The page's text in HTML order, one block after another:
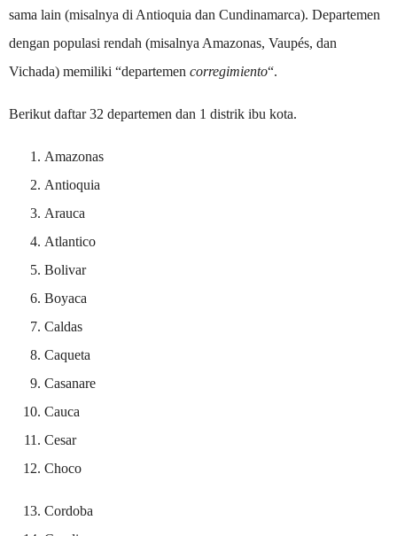
sama lain (misalnya di Antioquia dan Cundinamarca). Departemen
dengan populasi rendah (misalnya Amazonas, Vaupés, dan
Vichada) memiliki “departemen corregimiento“.
Berikut daftar 32 departemen dan 1 distrik ibu kota.
Amazonas
Antioquia
Arauca
Atlantico
Bolivar
Boyaca
Caldas
Caqueta
Casanare
Cauca
Cesar
Choco
Cordoba